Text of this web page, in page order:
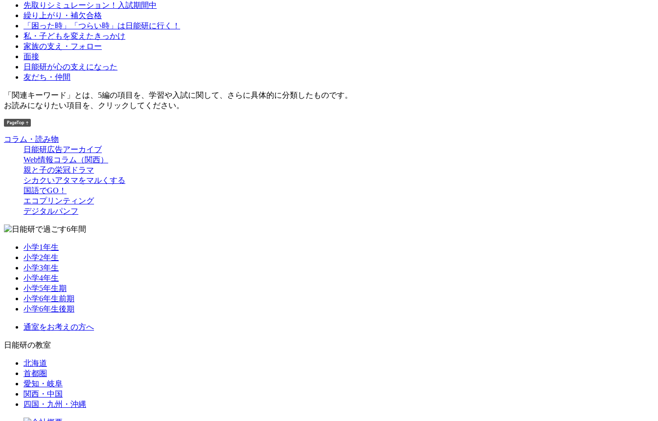
先取りシミュレーション！入試期間中
繰り上がり・補欠合格
「困った時」「つらい時」は日能研に行く！
私・子どもを変えたきっかけ
家族の支え・フォロー
面接
日能研が心の支えになった
友だち・仲間
「関連キーワード」とは、5編の項目を、学習や入試に関して、さらに具体的に分類したものです。
お読みになりたい項目を、クリックしてください。
コラム・読み物
日能研広告アーカイブ
Web情報コラム（関西）
親と子の栄冠ドラマ
シカクいアタマをマルくする
国語でGO！
エコプリンティング
デジタルパンフ
小学1年生
小学2年生
小学3年生
小学4年生
小学5年生期
小学6年生前期
小学6年生後期
通室をお考えの方へ
日能研の教室
北海道
首都圏
愛知・岐阜
関西・中国
四国・九州・沖縄